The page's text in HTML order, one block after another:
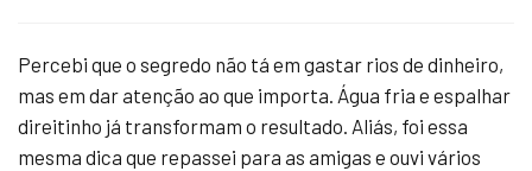
Percebi que o segredo não tá em gastar rios de dinheiro,
mas em dar atenção ao que importa. Água fria e espalhar
direitinho já transformam o resultado. Aliás, foi essa
mesma dica que repassei para as amigas e ouvi vários